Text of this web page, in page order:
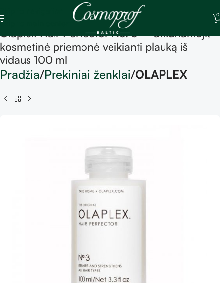
Skip to main content
0
Olaplex Hair Perfector No. 3 – atkuriamoji,
kosmetinė priemonė veikianti plauką iš
vidaus 100 ml
Pradžia Prekiniai ženklai OLAPLEX